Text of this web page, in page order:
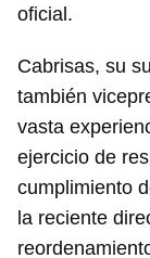
oficial.
Cabrisas, su
también
vasta
ejercicio de
cumplimiento
la reciente